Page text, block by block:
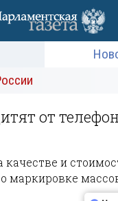
от
качестве и
маркировке